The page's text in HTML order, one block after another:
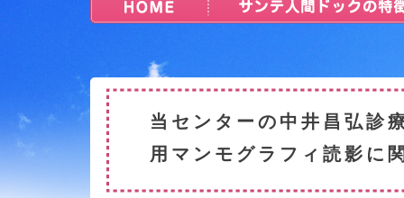
当センターの中井昌弘診
用マンモグラフィ読影に